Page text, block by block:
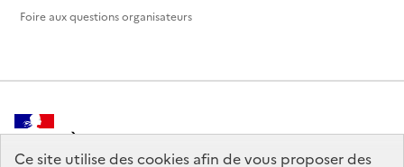
Ce site utilise des cookies afin de vous proposer des
Foire aux questions organisateurs
MINISTÈRE
DE LA CULTURE